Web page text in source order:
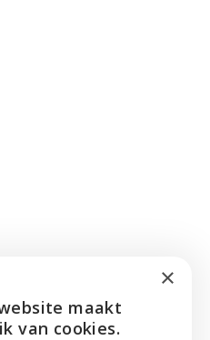
ENGLISH
×
maakt
van cookies.